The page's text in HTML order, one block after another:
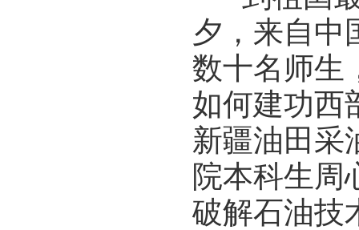
夕，来自中
数十名师生
如何建功西
新疆油田采
院本科生周
破解石油技